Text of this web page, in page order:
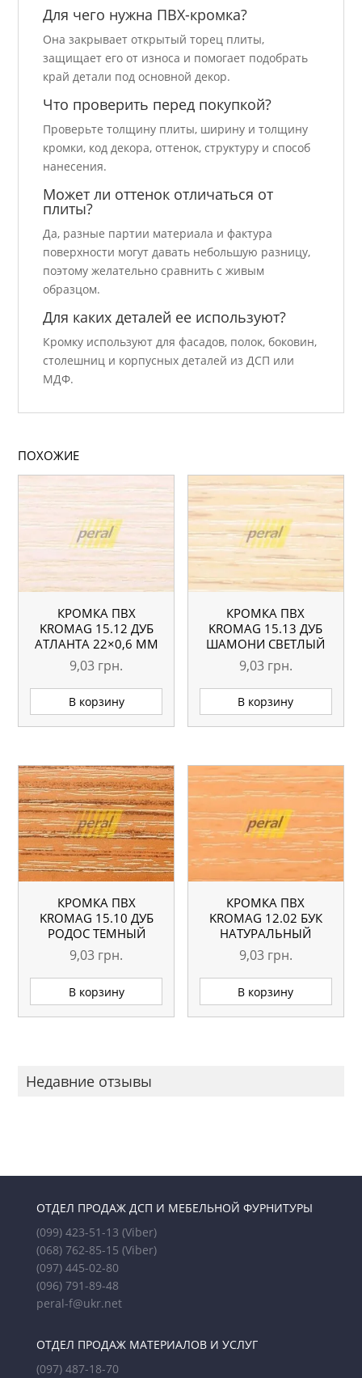
Для чего нужна ПВХ-кромка?
Она закрывает открытый торец плиты,
защищает его от износа и помогает подобрать
край детали под основной декор.
Что проверить перед покупкой?
Проверьте толщину плиты, ширину и толщину
кромки, код декора, оттенок, структуру и способ
нанесения.
Может ли оттенок отличаться от
плиты?
Да, разные партии материала и фактура
поверхности могут давать небольшую разницу,
поэтому желательно сравнить с живым
образцом.
Для каких деталей ее используют?
Кромку используют для фасадов, полок, боковин,
столешниц и корпусных деталей из ДСП или
МДФ.
ПОХОЖИЕ
КРОМКА ПВХ
KROMAG 15.12 ДУБ
АТЛАНТА 22×0,6 ММ
9,03 грн.
В корзину
КРОМКА ПВХ
KROMAG 15.13 ДУБ
ШАМОНИ СВЕТЛЫЙ
22×0,6 ММ
9,03 грн.
В корзину
КРОМКА ПВХ
KROMAG 15.10 ДУБ
РОДОС ТЕМНЫЙ
22×0,6 ММ
9,03 грн.
В корзину
КРОМКА ПВХ
KROMAG 12.02 БУК
НАТУРАЛЬНЫЙ
22×0,6 ММ
9,03 грн.
В корзину
Недавние отзывы
ОТДЕЛ ПРОДАЖ ДСП И МЕБЕЛЬНОЙ ФУРНИТУРЫ
(099) 423-51-13 (Viber)
(068) 762-85-15 (Viber)
(097) 445-02-80
(096) 791-89-48
peral-f@ukr.net
ОТДЕЛ ПРОДАЖ МАТЕРИАЛОВ И УСЛУГ
(097) 487-18-70